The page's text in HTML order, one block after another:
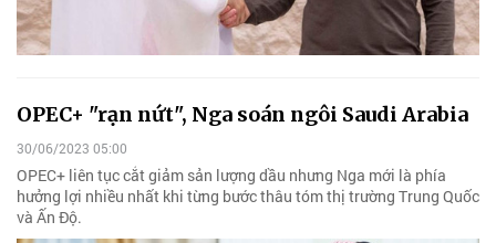
OPEC+ "rạn nứt", Nga soán ngôi Saudi Arabia
30/06/2023 05:00
OPEC+ liên tục cắt giảm sản lượng dầu nhưng Nga mới là phía
hưởng lợi nhiều nhất khi từng bước thâu tóm thị trường Trung Quốc
và Ấn Độ.